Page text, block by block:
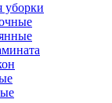
уборки